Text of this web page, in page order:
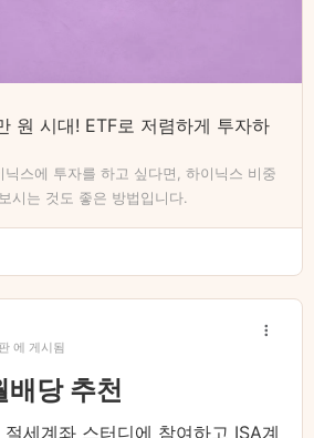
원 시대! ETF로 저렴하게 투자하
닉스에 투자를 하고 싶다면, 하이닉스 비중
시는 것도 좋은 방법입니다.
에 게시됨
배당 추천
세계좌 스터디에 참여하고 ISA계